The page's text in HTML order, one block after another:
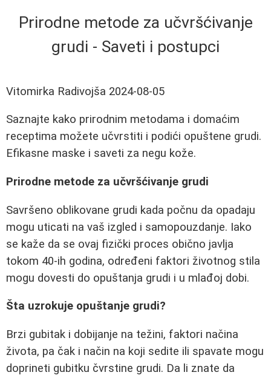
Prirodne metode za učvršćivanje
grudi - Saveti i postupci
Vitomirka Radivojša 2024-08-05
Saznajte kako prirodnim metodama i domaćim
receptima možete učvrstiti i podići opuštene grudi.
Efikasne maske i saveti za negu kože.
Prirodne metode za učvršćivanje grudi
Savršeno oblikovane grudi kada počnu da opadaju
mogu uticati na vaš izgled i samopouzdanje. Iako
se kaže da se ovaj fizički proces obično javlja
tokom 40-ih godina, određeni faktori životnog stila
mogu dovesti do opuštanja grudi i u mlađoj dobi.
Šta uzrokuje opuštanje grudi?
Brzi gubitak i dobijanje na težini, faktori načina
života, pa čak i način na koji sedite ili spavate mogu
doprineti gubitku čvrstine grudi. Da li znate da